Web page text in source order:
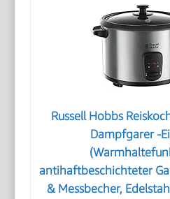
Russell Hobbs
Dampfgarer -
antihaftbeschichteter
& Messbecher,